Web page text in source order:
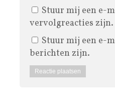
Stuur mij een e-
vervolgreacties zijn.
Stuur mij een e-
berichten zijn.